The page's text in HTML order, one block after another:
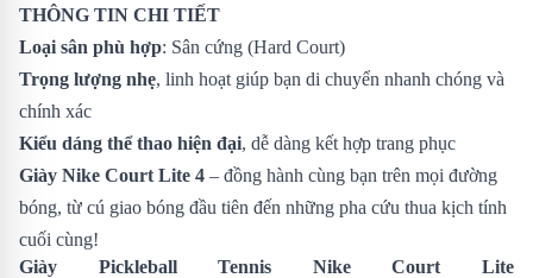
THÔNG TIN CHI TIẾT
Loại sân phù hợp: Sân cứng (Hard Court)
Trọng lượng nhẹ, linh hoạt giúp bạn di chuyển nhanh chóng và
chính xác
Kiểu dáng thể thao hiện đại, dễ dàng kết hợp trang phục
Giày Nike Court Lite 4 – đồng hành cùng bạn trên mọi đường
bóng, từ cú giao bóng đầu tiên đến những pha cứu thua kịch tính
cuối cùng!
Giày Pickleball Tennis Nike Court Lite